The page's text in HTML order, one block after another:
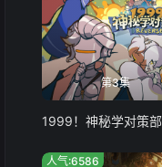
第3集
人气:6586